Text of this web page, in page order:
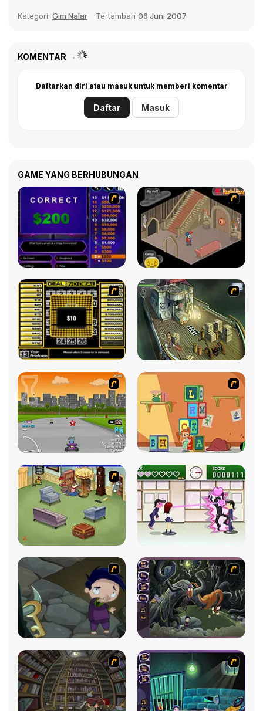
Kategori: Gim Nalar Tertambah 06 Juni 2007
KOMENTAR
Daftarkan diri atau masuk untuk memberi komentar
Daftar Masuk
GAME YANG BERHUBUNGAN